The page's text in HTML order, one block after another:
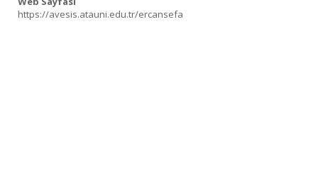
https://avesis.atauni.edu.tr/ercansefa